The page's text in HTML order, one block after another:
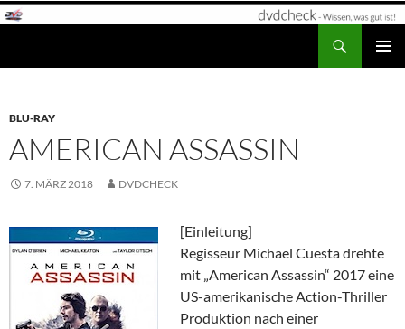
Zum
BLU-RAY
AMERICAN ASSASSIN
7. MÄRZ 2018 DVDCHECK
[Einleitung]
Regisseur Michael Cuesta drehte
mit „American Assassin“ 2017 eine
US-amerikanische Action-Thriller
Produktion nach einer